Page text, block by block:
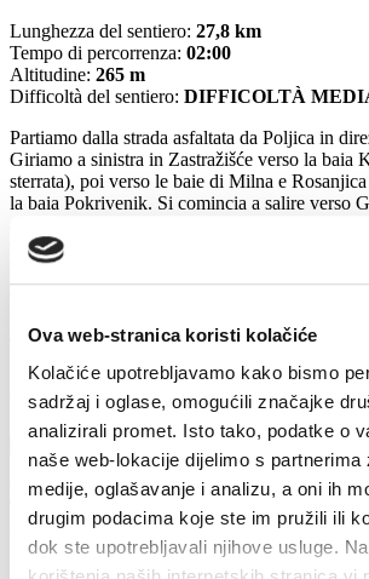
Ova web-stranica koristi kolačiće
Kolačiće upotrebljavamo kako bismo
sadržaj i oglase, omogućili značajke
analizirali promet. Isto tako, podatke o
naše web-lokacije dijelimo s partnerima
medije, oglašavanje i analizu, a oni ih
drugim podacima koje ste im pružili ili
dok ste upotrebljavali njihove usluge.
Lunghezza del sentiero: 27,8 km
Tempo di percorrenza: 02:00
Altitudine: 265 m
Difficoltà del sentiero: DIFFICOLTÀ
Partiamo dalla strada asfaltata da Poljica in
Giriamo a sinistra in Zastražišće verso la baia
sterrata), poi verso le baie di Milna e
la baia Pokrivenik. Si comincia a salire verso
verso Grudac e svoltiamo a destra sul
lungo il sentiero sterrato fino a Humac, dove
asfaltata e torna a Poljice.
1vdrp6rtsq5d2u (22,923 kB)
Relazionato
Passeggiate ed escursionismo
Vrboska è una base ideale per esplorare a
passeggiate e percorsi piacevoli, dove potete